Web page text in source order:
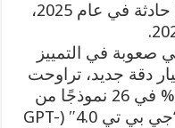
حوادث الذكاء الاصطناعي 362 حادثة في عام 2025،
صعوبة في التمييز
دقة جديد، تراوحت
معدلات الهلوسة بين 22% و94% في 26 نموذجًا من
أفضل النماذج. وانخفضت دقة “جي بي تي 4.0″ (GPT-